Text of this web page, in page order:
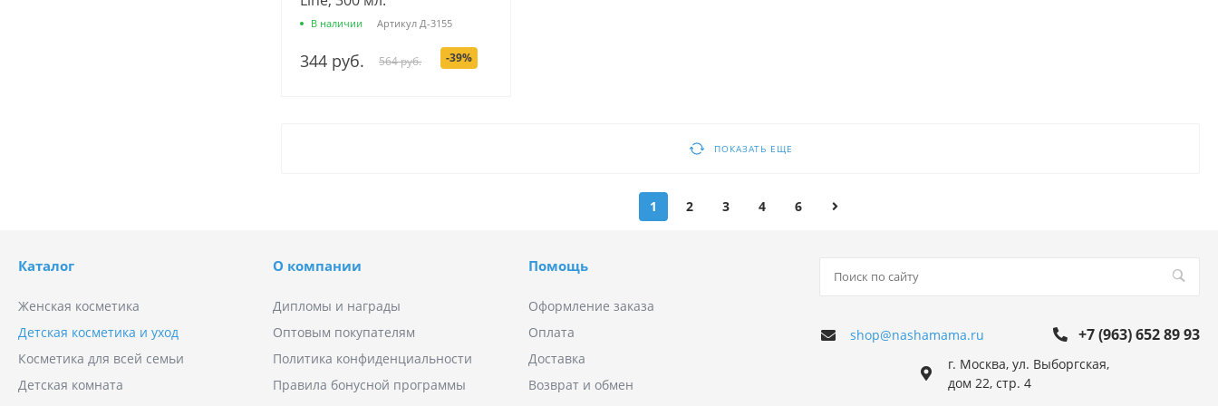
В наличии Артикул Д-3155
344 руб. 564 руб. -39%
ПОКАЗАТЬ ЕЩЕ
1 2 3 4 6
Каталог
Женская косметика
Детская косметика и уход
Косметика для всей семьи
Детская комната
О компании
Дипломы и награды
Оптовым покупателям
Политика конфиденциальности
Правила бонусной программы
Помощь
Оформление заказа
Оплата
Доставка
Возврат и обмен
shop@nashamama.ru +7 (963) 652 89 93
г. Москва, ул. Выборгская,
дом 22, стр. 4